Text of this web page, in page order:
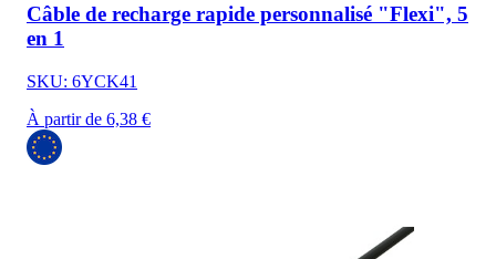
Câble de recharge rapide personnalisé "Flexi", 5
en 1
SKU: 6YCK41
À partir de 6,38 €